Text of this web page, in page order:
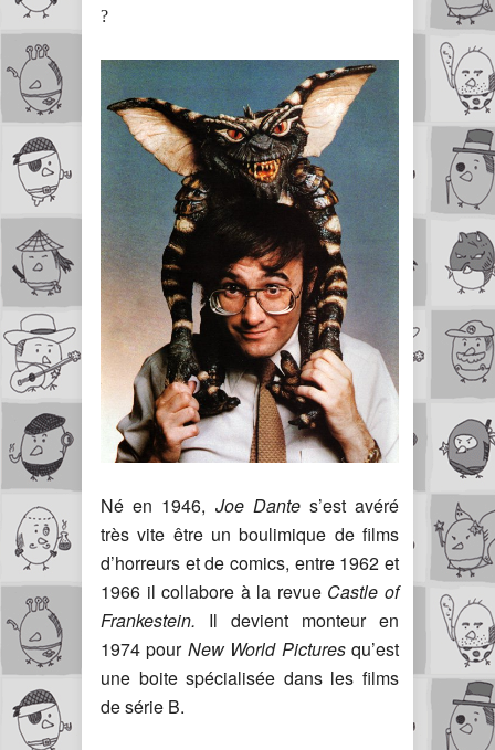
?
Né en 1946, Joe Dante s’est avéré
très vite être un boulimique de films
d’horreurs et de comics, entre 1962 et
1966 il collabore à la revue Castle of
Frankestein. Il devient monteur en
1974 pour New World Picturesqu’est
une boite spécialisée dans les films
de série B.